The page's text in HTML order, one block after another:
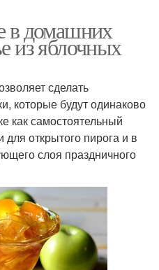
в домашних
из яблочных
сделать
которые будут одинаково
как самостоятельный
для открытого пирога и в
слоя праздничного